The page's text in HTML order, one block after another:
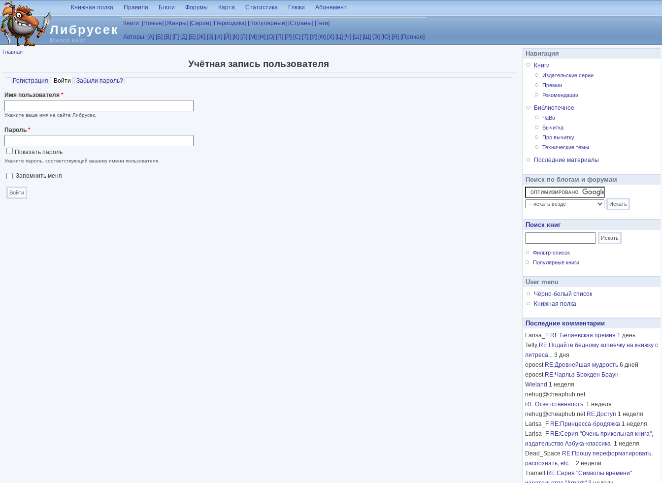
Перейти к основному содержанию
Либрусек
Много книг
Книжная полка Правила Блоги Форумы Карта Статистика Глюки Абонемент
Книги: [Новые] [Жанры] [Серии] [Периодика] [Популярные] [Страны] [Теги]
Авторы: [А] [Б] [В] [Г] [Д] [Е] [Ж] [З] [И] [Й] [К] [Л] [М] [Н] [О] [П] [Р] [С] [Т] [У] [Ф] [Х] [Ц] [Ч] [Ш] [Щ] [Э] [Ю] [Я] [Прочее]
Вы здесь
Главная
Учётная запись пользователя
Главные вкладки
Регистрация Войти (активная вкладка)
Забыли пароль?
Имя пользователя *
Укажите ваше имя на сайте Либрусек.
Пароль *
Показать пароль
Укажите пароль, соответствующий вашему имени пользователя.
Запомнить меня
Навигация
Книги
Издательские серии
Премии
Рекомендации
Библиотечное
ЧаВо
Вычитка
Про вычитку
Технические темы
Последние материалы
Поиск по блогам и форумам
Поиск книг
Фильтр-список
Популярные книги
User menu
Чёрно-белый список
Книжная полка
Последние комментарии
Larisa_F RE:Беляевская премия 1 день
Telly RE:Подайте бедному копеечку на книжку с
литреса... 3 дня
epoost RE:Древнейшая мудрость 6 дней
epoost RE:Чарльз Брокден Браун -
Wieland 1 неделя
nehug@cheaphub.net
RE:Ответственность. 1 неделя
nehug@cheaphub.net RE:Доступ 1 неделя
Larisa_F RE:Принцесса-бродяжка 1 неделя
Larisa_F RE:Серия "Очень прикольная книга",
издательство Азбука-классика 1 неделя
Dead_Space RE:Прошу переформатировать,
распознать, etc... 2 недели
Tramell
RE:Серия "Символы времени"